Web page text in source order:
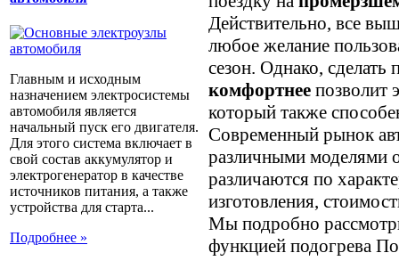
Главным и исходным
назначением электросистемы
автомобиля является
начальный пуск его двигателя.
Для этого система включает в
свой состав аккумулятор и
электрогенератор в качестве
источников питания, а также
устройства для старта...
Подробнее »
Действительно, все
любое желание
сезон. Однако, сделать
комфортнее позволит
который также
Современный рынок
различными моделями
различаются по
изготовления,
Мы подробно
функцией подогрева